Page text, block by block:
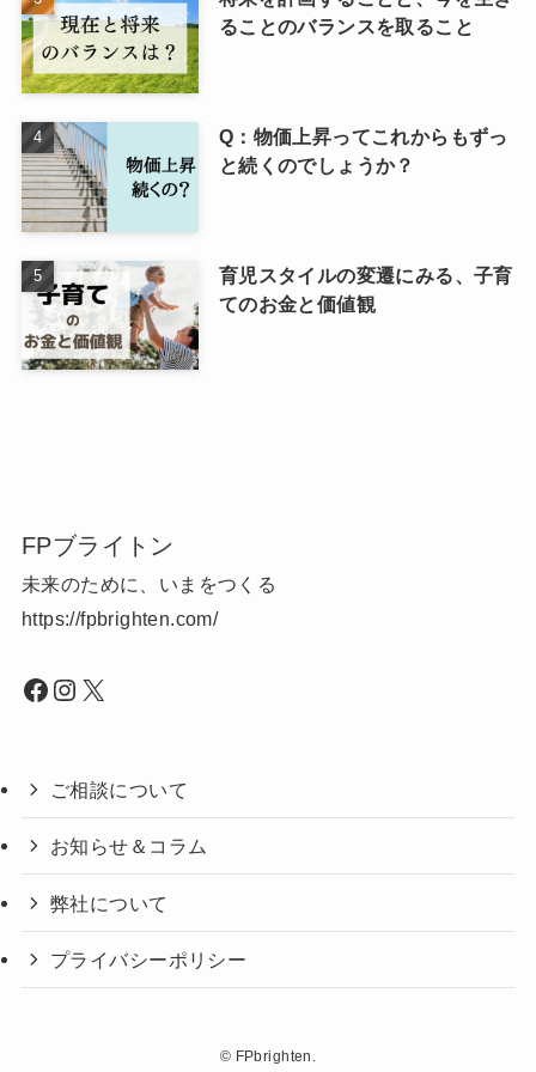
ることのバランスを取ること
Q：物価上昇ってこれからもずっ
と続くのでしょうか？
育児スタイルの変遷にみる、子育
てのお金と価値観
FPブライトン
未来のために、いまをつくる
https://fpbrighten.com/
Facebook
Instagram
X
ご相談について
お知らせ＆コラム
弊社について
プライバシーポリシー
© FPbrighten.